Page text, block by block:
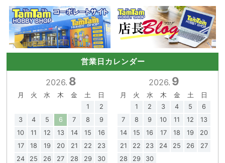
営業日カレンダー
2026. 8
月 火 水 木 金 土
日
1
2
3
4 5 6 7 8
9
10
11 12 13 14 15
16
17
18 19 20 21 22
23
24
25 26 27 28 29
30
2026. 9
月 火 水 木 金 土
日
1
2 3 4 5
6
7
8 9 10 11 12
13
14
15 16 17 18 19
20
21
22 23 24 25 26
27
28
29 30